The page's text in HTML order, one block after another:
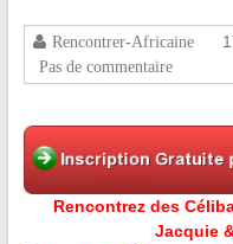
Rencontrer-Africaine
Pas de commentaire
Rencontrez des
Jacquie